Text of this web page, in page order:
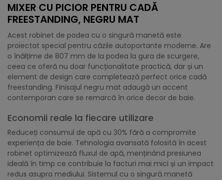
MIXER CU PICIOR PENTRU CADĂ
FREESTANDING, NEGRU MAT
Acest robinet de podea cu o singură manetă este
proiectat special pentru căzile autoportante moderne. Are
o înălțime de 807 mm de la podea la gura de scurgere,
ceea ce oferă nu doar funcționalitate practică, dar și un
element de design care completează perfect orice cadă
freestanding. Finisajul negru mat adaugă un accent
contemporan care se remarcă în orice decor de baie.
Economii reale la fiecare utilizare
Reduceți consumul de apă cu 30% fără a compromite
experiența de baie. Tehnologia avansată folosită în acest
robinet optimizează fluxul de apă, menținând presiunea
ideală în timp ce contribuie la facturi mai mici și un impact
redus asupra mediului. Sistemul cu o singură manetă